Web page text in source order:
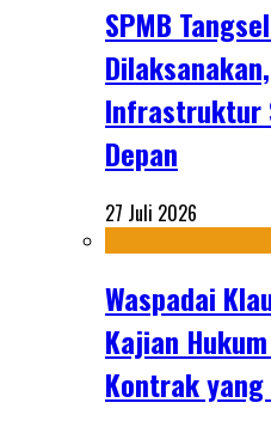
SPMB
Infrastruktur
Depan
27 Juli 2026
Waspadai
Kajian
Kontrak